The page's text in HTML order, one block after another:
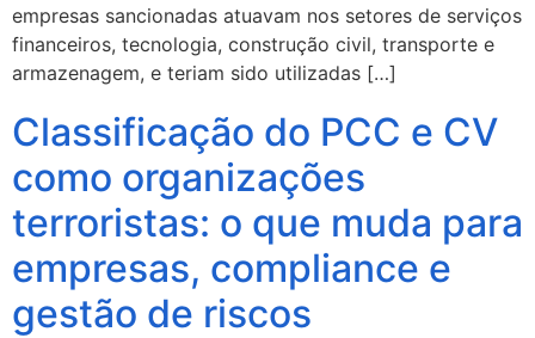
empresas sancionadas atuavam nos setores de serviços
financeiros, tecnologia, construção civil, transporte e
armazenagem, e teriam sido utilizadas […]
Classificação do PCC e CV
como organizações
terroristas: o que muda para
empresas, compliance e
gestão de riscos